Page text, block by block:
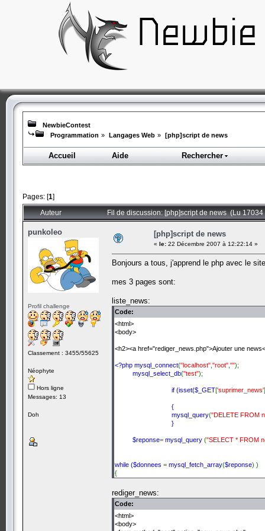
NewbieContest
Programmation » Langages Web » [php]script de news
Accueil Aide Rechercher
Pages: [1]
Auteur Fil de discussion: [php]script de news (Lu 17034
punkoleo
Profil challenge
Classement : 3455/55625
Néophyte
Hors ligne
Messages: 13
Doh
[php]script de news
« le: 22 Décembre 2007 à 12:22:14 »
Bonjours a tous, j'apprend le php avec le
mes 3 pages sont:
liste_news:
Code:
<html>
<body>
<h2><a href="rediger_news.php">Ajouter une
<?php mysql_connect("localhost" "root" "");
mysql_select_db("test");
if (isset($_GET['suprimer_news'
{
mysql_query("DELETE FROM
}
$reponse= mysql_query ("SELECT * FROM
while ($donnees = mysql_fetch_array($reponse) )
{
echo
echo':'.$donnees['titre'];
echo
rediger_news:
Code:
<html>
<body>